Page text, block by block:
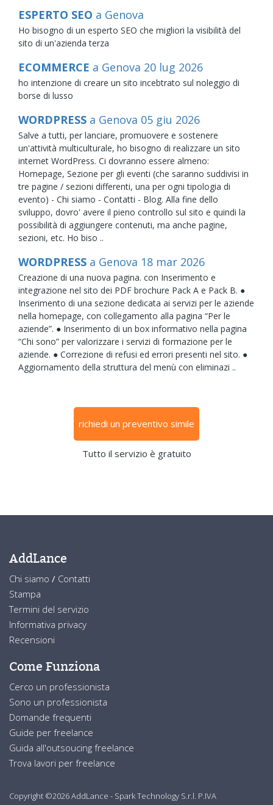
ESPERTO SEO a Genova
Ho bisogno di un esperto SEO che migliori la visibilità del
sito di un'azienda terza
ECOMMERCE a Genova 20 lug 2026
ho intenzione di creare un sito incebtrato sul noleggio di
borse di lusso
WORDPRESS a Genova 05 giu 2026
Salve a tutti, per lanciare, promuovere e sostenere
un'attività multiculturale, ho bisogno di realizzare un sito
internet WordPress. Ci dovranno essere almeno:
Homepage, Sezione per gli eventi (che saranno suddivisi in
tre pagine / sezioni differenti, una per ogni tipologia di
evento) - Chi siamo - Contatti - Blog. Alla fine dello
sviluppo, dovro' avere il pieno controllo sul sito e quindi la
possibilità di aggiungere contenuti, ma anche pagine,
sezioni, etc. Ho biso ..
WORDPRESS a Genova 18 mar 2026
Creazione di una nuova pagina. con Inserimento e
integrazione nel sito dei PDF brochure Pack A e Pack B. ●
Inserimento di una sezione dedicata ai servizi per le aziende
nella homepage, con collegamento alla pagina “Per le
aziende”. ● Inserimento di un box informativo nella pagina
“Chi sono” per valorizzare i servizi di formazione per le
aziende. ● Correzione di refusi ed errori presenti nel sito. ●
Aggiornamento della struttura del menù con eliminazi ..
richiedi un preventivo simile
Tutto il servizio è gratuito
AddLance
Chi siamo / Contatti
Stampa
Termini del servizio
Informativa privacy
Recensioni
Come Funziona
Cerco un professionista
Sono un professionista
Domande frequenti
Guide per freelance
Guida all'outsoucing freelance
Trova lavori per freelance
Copyright ©2026 AddLance - Spark Technology S.r.l. P.IVA